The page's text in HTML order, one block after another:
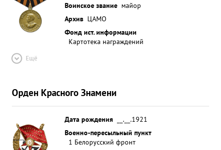
Воинское звание майор
Архив ЦАМО
Фонд ист. информации
Картотека награждений
Ещё
Орден Красного Знамени
Дата рождения
__.__.1921
Военно-пересыльный пункт
1 Белорусский фронт